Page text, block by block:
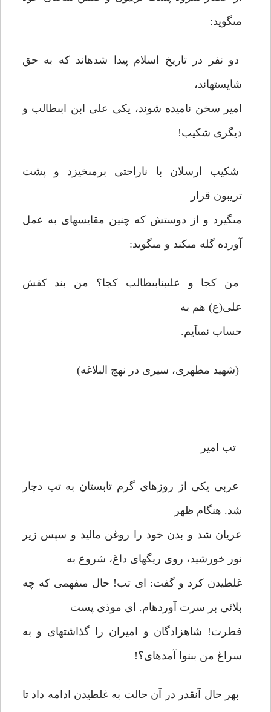
مى‏گويد:
دو نفر در تاريخ اسلام پيدا شده‏اند كه به حق
شايسته‏اند،
امير سخن ناميده شوند، يكى على ابن ابى‏طالب و
ديگرى شكيب!
شكيب ارسلان با ناراحتى برمى‏خيزد و پشت
تريبون قرار
مى‏گيرد و از دوستش كه چنين مقايسه‏اى به عمل
آورده گله مى‏كند و مى‏گويد:
من كجا و على‏بن‏ابى‏طالب كجا؟ من بند كفش
على(ع) هم به
حساب نمى‏آيم.
(شهيد مطهرى، سيرى در نهج البلاغه)
تب امير
عربى يكى از روزهاى گرم تابستان به تب دچار
شد. هنگام ظهر
عريان شد و بدن خود را روغن ماليد و سپس زير
نور خورشيد، روى ريگهاى داغ، شروع به
غلطيدن كرد و گفت: اى تب! حال مى‏فهمى كه چه
بلائى بر سرت آورده‏ام. اى موذى پست
فطرت! شاهزادگان و اميران را گذاشته‏اى و به
سراغ من بى‏نوا آمده‏اى؟!
بهر حال آنقدر در آن حالت به غلطيدن ادامه داد تا